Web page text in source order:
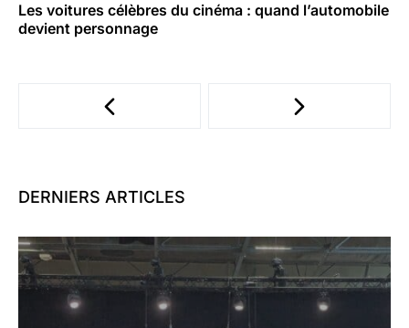
Les voitures célèbres du cinéma : quand l’automobile
devient personnage
DERNIERS ARTICLES